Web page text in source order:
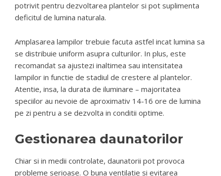
potrivit pentru dezvoltarea plantelor si pot suplimenta
deficitul de lumina naturala.
Amplasarea lampilor trebuie facuta astfel incat lumina sa
se distribuie uniform asupra culturilor. In plus, este
recomandat sa ajustezi inaltimea sau intensitatea
lampilor in functie de stadiul de crestere al plantelor.
Atentie, insa, la durata de iluminare – majoritatea
speciilor au nevoie de aproximativ 14-16 ore de lumina
pe zi pentru a se dezvolta in conditii optime.
Gestionarea daunatorilor
Chiar si in medii controlate, daunatorii pot provoca
probleme serioase. O buna ventilatie si evitarea